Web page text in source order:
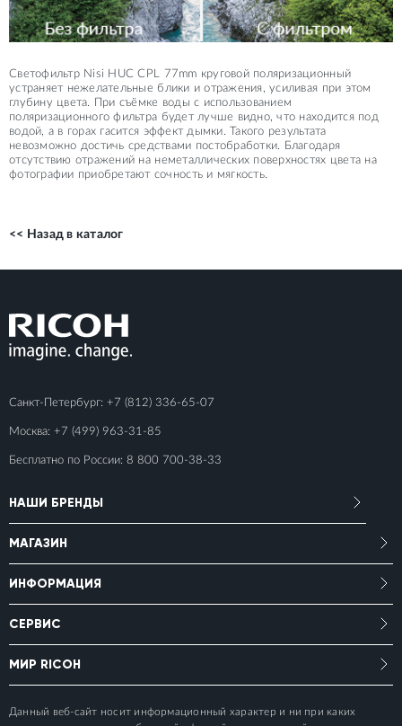
Светофильтр Nisi HUC CPL 77mm круговой поляризационный
устраняет нежелательные блики и отражения, усиливая при этом
глубину цвета. При съёмке воды с использованием
поляризационного фильтра будет лучше видно, что находится под
водой, а в горах гасится эффект дымки. Такого результата
невозможно достичь средствами постобработки. Благодаря
отсутствию отражений на неметаллических поверхностях цвета на
фотографии приобретают сочность и мягкость.
<< Назад в каталог
Санкт-Петербург: +7 (812) 336-65-07
Москва: +7 (499) 963-31-85
Бесплатно по России: 8 800 700-38-33
НАШИ БРЕНДЫ
МАГАЗИН
ИНФОРМАЦИЯ
СЕРВИС
МИР RICOH
Данный веб-сайт носит информационный характер и ни при каких